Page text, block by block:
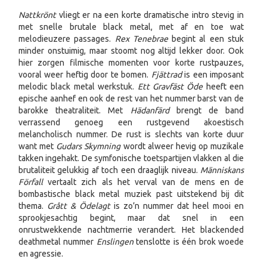
Nattkrönt vliegt er na een korte dramatische intro stevig in
met snelle brutale black metal, met af en toe wat
melodieuzere passages. Rex Tenebrae begint al een stuk
minder onstuimig, maar stoomt nog altijd lekker door. Ook
hier zorgen filmische momenten voor korte rustpauzes,
vooral weer heftig door te bomen. Fjättradis een imposant
melodic black metal werkstuk. Ett Gravfäst Ödeheeft een
epische aanhef en ook de rest van het nummer barst van de
barokke theatraliteit. Met Hädanfärdbrengt de band
verrassend genoeg een rustgevend akoestisch
melancholisch nummer. De rust is slechts van korte duur
want met Gudars Skymningwordt alweer hevig op muzikale
takken ingehakt. De symfonische toetspartijen vlakken al die
brutaliteit gelukkig af toch een draaglijk niveau. Människans
Förfallvertaalt zich als het verval van de mens en de
bombastische black metal muziek past uitstekend bij dit
thema. Grått & Ödelagt is zo’n nummer dat heel mooi en
sprookjesachtig begint, maar dat snel in een
onrustwekkende nachtmerrie verandert. Het blackended
deathmetal nummer Enslingentenslotte is één brok woede
en agressie.